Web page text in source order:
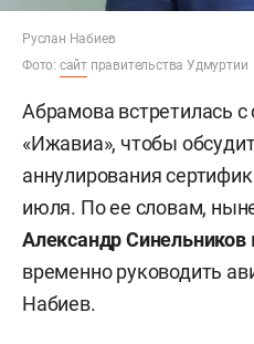
Руслан Набиев
Фото: сайт правительства Удмуртии
Абрамова встретилась с
«Ижавиа», чтобы
аннулирования
июля. По ее словам,
Александр Синельников
временно руководить
Набиев.